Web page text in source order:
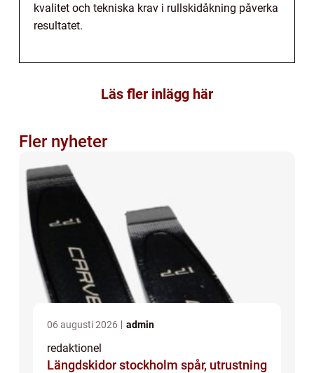
kvalitet och tekniska krav i rullskidåkning påverka
resultatet.
Läs fler inlägg här
Fler nyheter
06 augusti 2026 admin
redaktionel
Längdskidor stockholm spår, utrustning